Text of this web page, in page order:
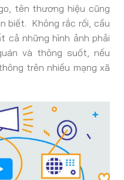
tên thương hiệu cũng
biết. Không rắc rối, cầu
cả những hình ảnh phải
và thông suốt, nếu
trên nhiều mạng xã